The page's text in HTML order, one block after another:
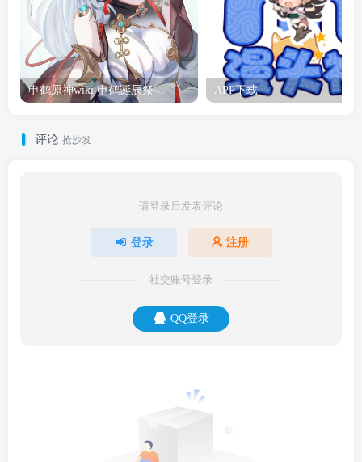
申鹤原神wiki 申鹤诞辰祭 APP下载
评论 抢沙发
请登录后发表评论
登录 注册
社交账号登录
QQ登录